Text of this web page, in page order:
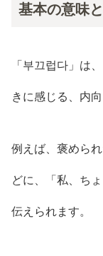
基本の意味
「부끄럽다」は
きに感じる、内
例えば、褒めら
どに、「私、ち
伝えられます。